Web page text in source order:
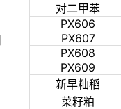
对二甲苯
PX606
PX607
PX608
PX609
新早籼稻
菜籽粕